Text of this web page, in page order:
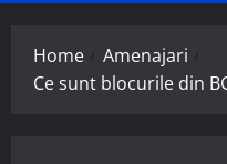
Home
Amenajari
Ce sunt blocurile din